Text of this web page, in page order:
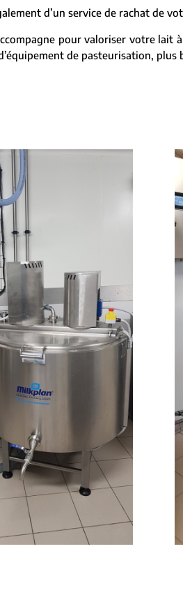
d’un service de rachat de
pour valoriser votre lait
de pasteurisation,